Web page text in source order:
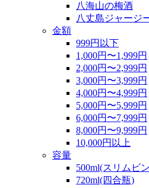
八海山の梅酒
八丈島ジャージ
金額
999円以下
1,000円〜1,999円
2,000円〜2,999円
3,000円〜3,999円
4,000円〜4,999円
5,000円〜5,999円
6,000円〜7,999円
8,000円〜9,999円
10,000円以上
容量
500ml(スリムビ
720ml(四合瓶)